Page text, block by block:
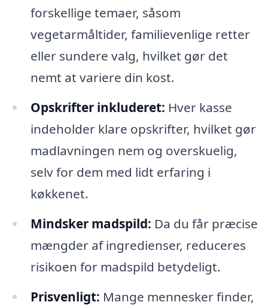
forskellige temaer, såsom
vegetarmåltider, familievenlige retter
eller sundere valg, hvilket gør det
nemt at variere din kost.
Opskrifter inkluderet: Hver kasse
indeholder klare opskrifter, hvilket gør
madlavningen nem og overskuelig,
selv for dem med lidt erfaring i
køkkenet.
Mindsker madspild: Da du får præcise
mængder af ingredienser, reduceres
risikoen for madspild betydeligt.
Prisvenligt: Mange mennesker finder,